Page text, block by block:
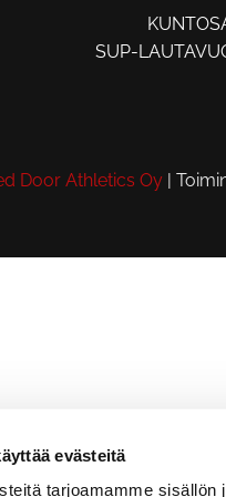
evästeitä
tarjoamamme
SUP-
Door Athletics Oy |